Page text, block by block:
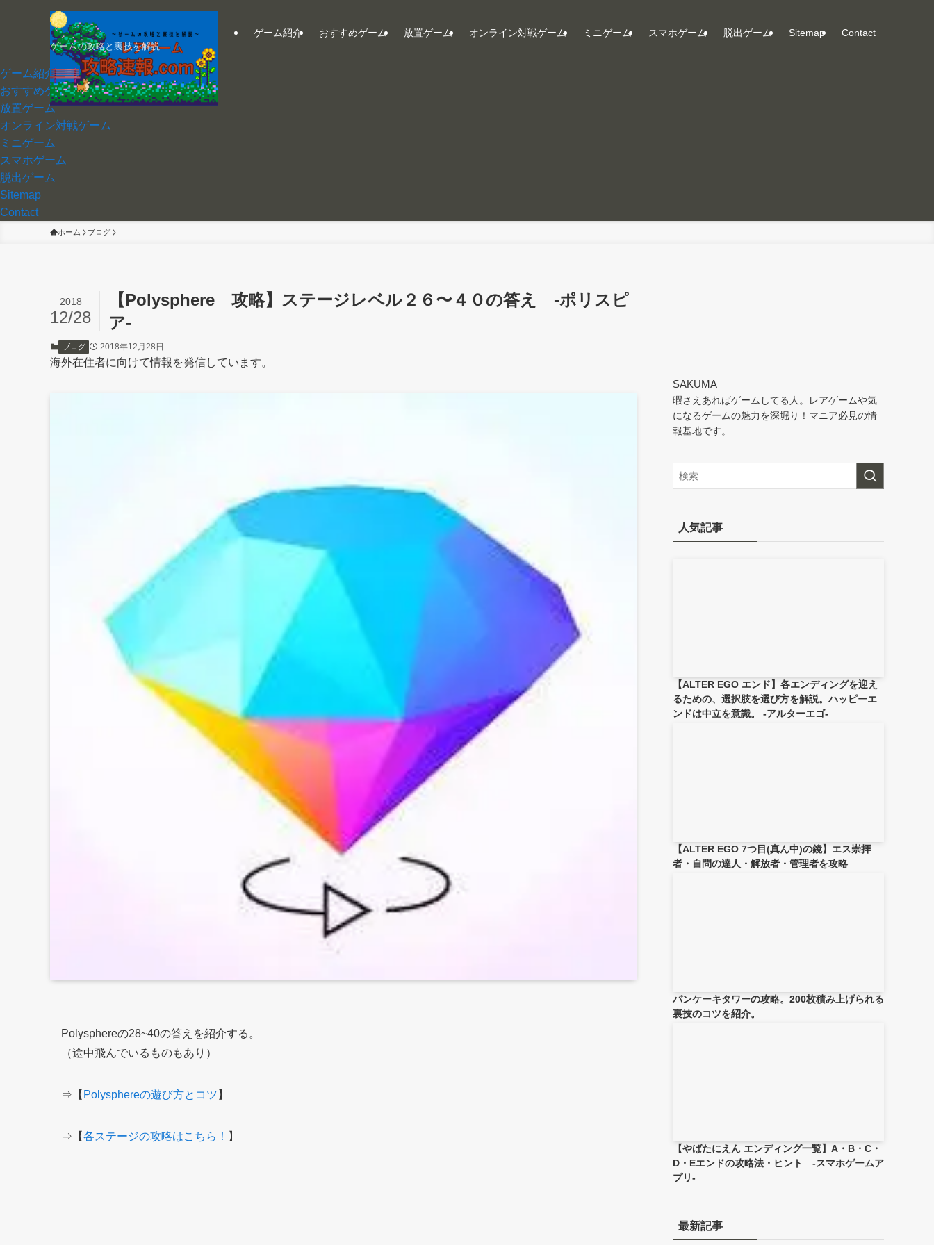
ゲームの攻略と裏技を解説
ゲーム紹介 おすすめゲーム 放置ゲーム オンライン対戦ゲーム ミニゲーム スマホゲーム 脱出ゲーム Sitemap Contact
ゲーム紹介
おすすめゲーム
放置ゲーム
オンライン対戦ゲーム
ミニゲーム
スマホゲーム
脱出ゲーム
Sitemap
Contact
ホーム ブログ
【Polysphere 攻略】ステージレベル２６〜４０の答え -ポリスピ
ア-
2018
12/28
ブログ 2018年12月28日
海外在住者に向けて情報を発信しています。
Polysphereの28~40の答えを紹介する。
（途中飛んでいるものもあり）
⇒【 Polysphereの遊び方とコツ 】
⇒【各ステージの攻略はこちら！ 】
SAKUMA
暇さえあればゲームしてる人。レアゲームや気
になるゲームの魅力を深堀り！マニア必見の情
報基地です。
人気記事
【ALTER EGO エンド】各エンディングを迎え
るための、選択肢を選び方を解説。ハッピーエ
ンドは中立を意識。 -アルターエゴ-
【ALTER EGO 7つ目(真ん中)の鏡】エス崇拝
者・自問の達人・解放者・管理者を攻略
パンケーキタワーの攻略。200枚積み上げられる
裏技のコツを紹介。
【やばたにえん エンディング一覧】A・B・C・
D・Eエンドの攻略法・ヒント -スマホゲームア
プリ-
最新記事